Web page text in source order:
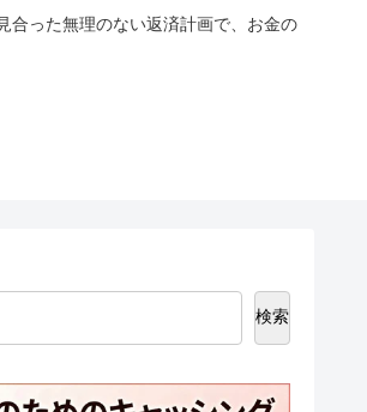
合った無理のない返済計画で、お金の
検索